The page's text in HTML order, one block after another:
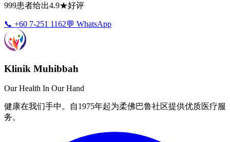
999患者给出4.9★好评
📞 +60 7-251 1162💬 WhatsApp
Klinik Muhibbah
Our Health In Our Hand
健康在我们手中。自1975年起为柔佛巴鲁社区提供优质医疗服
务。